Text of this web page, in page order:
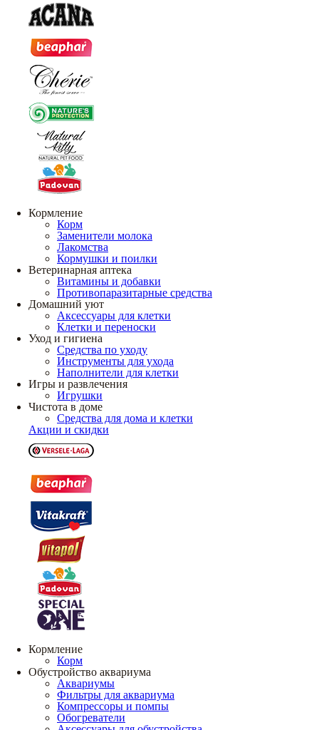
Кормление
Корм
Заменители молока
Лакомства
Кормушки и поилки
Ветеринарная аптека
Витамины и добавки
Противопаразитарные средства
Домашний уют
Аксессуары для клетки
Клетки и переноски
Уход и гигиена
Средства по уходу
Инструменты для ухода
Наполнители для клетки
Игры и развлечения
Игрушки
Чистота в доме
Средства для дома и клетки
Акции и скидки
Кормление
Корм
Обустройство аквариума
Аквариумы
Фильтры для аквариума
Компрессоры и помпы
Обогреватели